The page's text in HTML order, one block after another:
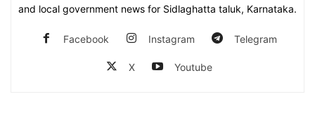
and local government news for Sidlaghatta taluk, Karnataka.
Facebook Instagram Telegram
X Youtube